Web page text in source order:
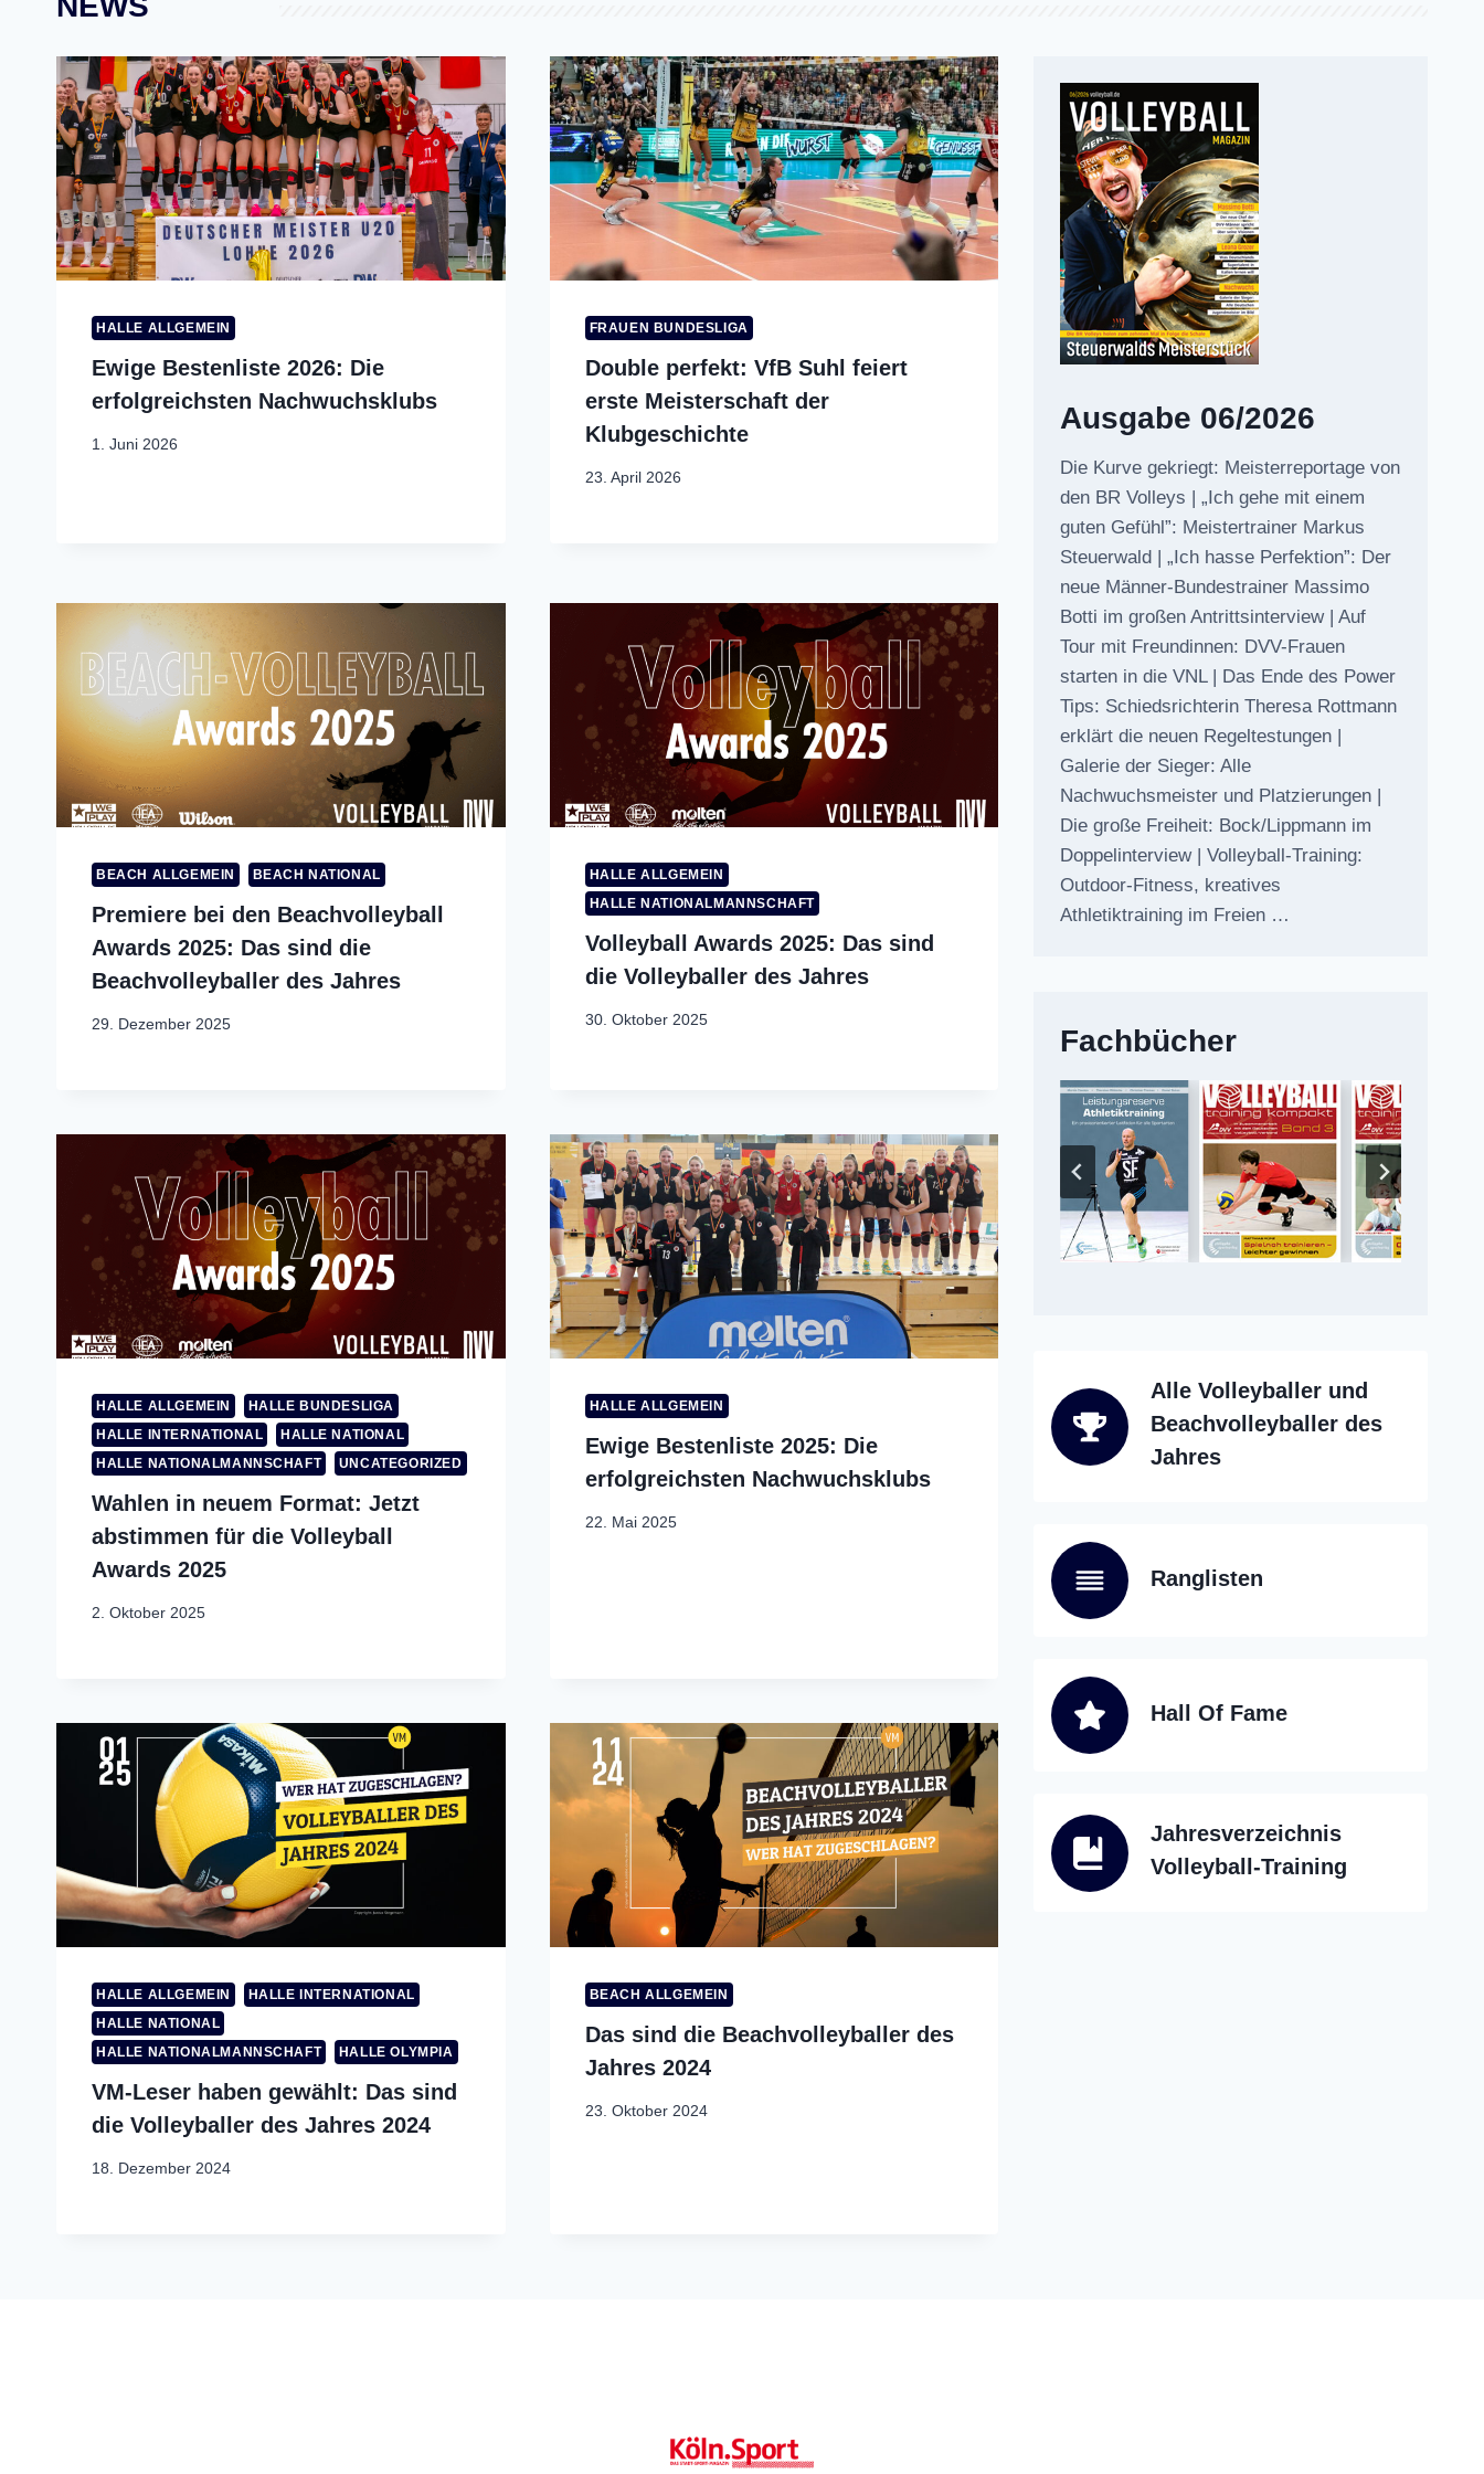
HALLE ALLGEMEIN
Ewige Bestenliste 2026: Die
erfolgreichsten Nachwuchsklubs
1. Juni 2026
FRAUEN BUNDESLIGA
Double perfekt: VfB Suhl feiert
erste Meisterschaft der
Klubgeschichte
23. April 2026
BEACH ALLGEMEIN BEACH NATIONAL
Premiere bei den Beachvolleyball
Awards 2025: Das sind die
Beachvolleyballer des Jahres
29. Dezember 2025
HALLE ALLGEMEIN
HALLE NATIONALMANNSCHAFT
Volleyball Awards 2025: Das sind
die Volleyballer des Jahres
30. Oktober 2025
HALLE ALLGEMEIN
HALLE BUNDESLIGA
HALLE INTERNATIONAL
HALLE NATIONAL
HALLE NATIONALMANNSCHAFT
UNCATEGORIZED
Wahlen in neuem Format: Jetzt
abstimmen für die Volleyball
Awards 2025
2. Oktober 2025
HALLE ALLGEMEIN
Ewige Bestenliste 2025: Die
erfolgreichsten Nachwuchsklubs
22. Mai 2025
HALLE ALLGEMEIN
HALLE INTERNATIONAL
HALLE NATIONAL
HALLE NATIONALMANNSCHAFT
HALLE OLYMPIA
VM-Leser haben gewählt: Das sind
die Volleyballer des Jahres 2024
18. Dezember 2024
BEACH ALLGEMEIN
Das sind die Beachvolleyballer des
Jahres 2024
23. Oktober 2024
Ausgabe 06/2026
Die Kurve gekriegt: Meisterreportage von
den BR Volleys | „Ich gehe mit einem
guten Gefühl”: Meistertrainer Markus
Steuerwald | „Ich hasse Perfektion”: Der
neue Männer-Bundestrainer Massimo
Botti im großen Antrittsinterview | Auf
Tour mit Freundinnen: DVV-Frauen
starten in die VNL | Das Ende des Power
Tips: Schiedsrichterin Theresa Rottmann
erklärt die neuen Regeltestungen |
Galerie der Sieger: Alle
Nachwuchsmeister und Platzierungen |
Die große Freiheit: Bock/Lippmann im
Doppelinterview | Volleyball-Training:
Outdoor-Fitness, kreatives
Athletiktraining im Freien …
Fachbücher
Alle Volleyballer und
Beachvolleyballer des
Jahres
Ranglisten
Hall Of Fame
Jahresverzeichnis
Volleyball-Training